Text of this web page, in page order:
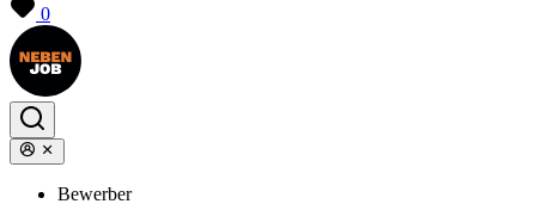
0
Bewerber